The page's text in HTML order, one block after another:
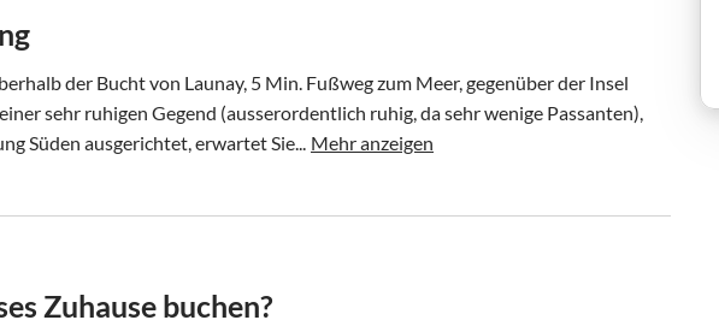
der Bucht von Launay, 5 Min. Fußweg zum Meer, gegenüber der Insel
sehr ruhigen Gegend (ausserordentlich ruhig, da sehr wenige Passanten),
Süden ausgerichtet, erwartet Sie... Mehr anzeigen
Zuhause buchen?